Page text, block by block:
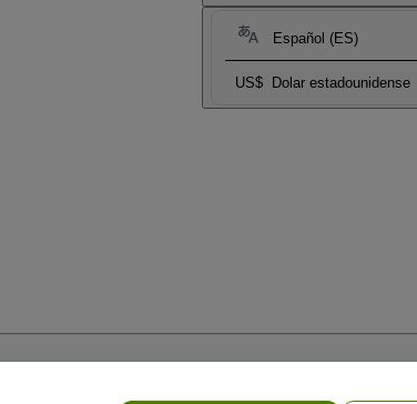
Español (ES)
US$ Dolar estadounidense